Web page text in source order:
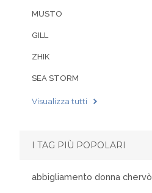
MUSTO
GILL
ZHIK
SEA STORM
Visualizza tutti
I TAG PIÙ POPOLARI
abbigliamento donna chervò